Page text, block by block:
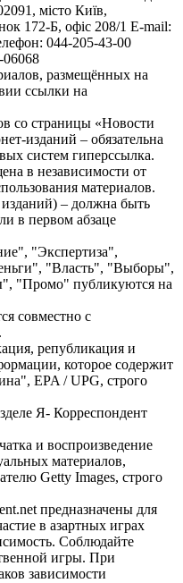
місто Київ,
172-Б, офіс 208/1 E-mail:
044-205-43-00
размещённых на
ссылки на
со страницы «Новости
изданий – обязательна
систем гиперссылка.
в независимости от
материалов.
– должна быть
в первом абзаце
"Экспертиза",
"Власть", "Выборы",
"Промо" публикуются на
совместно с
републикация и
которое содержит
EPA / UPG, строго
Я- Корреспондент
и воспроизведение
материалов,
Getty Images, строго
предназначены для
в азартных играх
Соблюдайте
игры. При
зависимости